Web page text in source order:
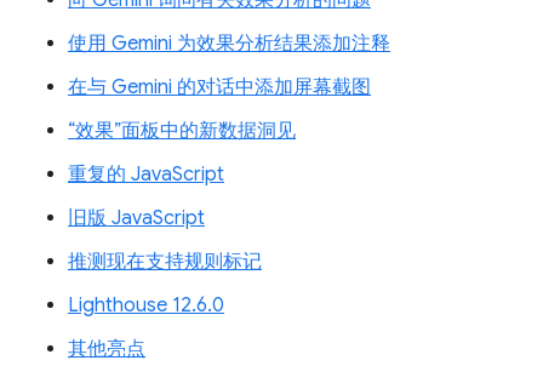
使用 Gemini 为效果分析结果添加注释
在与 Gemini 的对话中添加屏幕截图
“效果”面板中的新数据洞见
重复的 JavaScript
旧版 JavaScript
推测现在支持规则标记
Lighthouse 12.6.0
其他亮点